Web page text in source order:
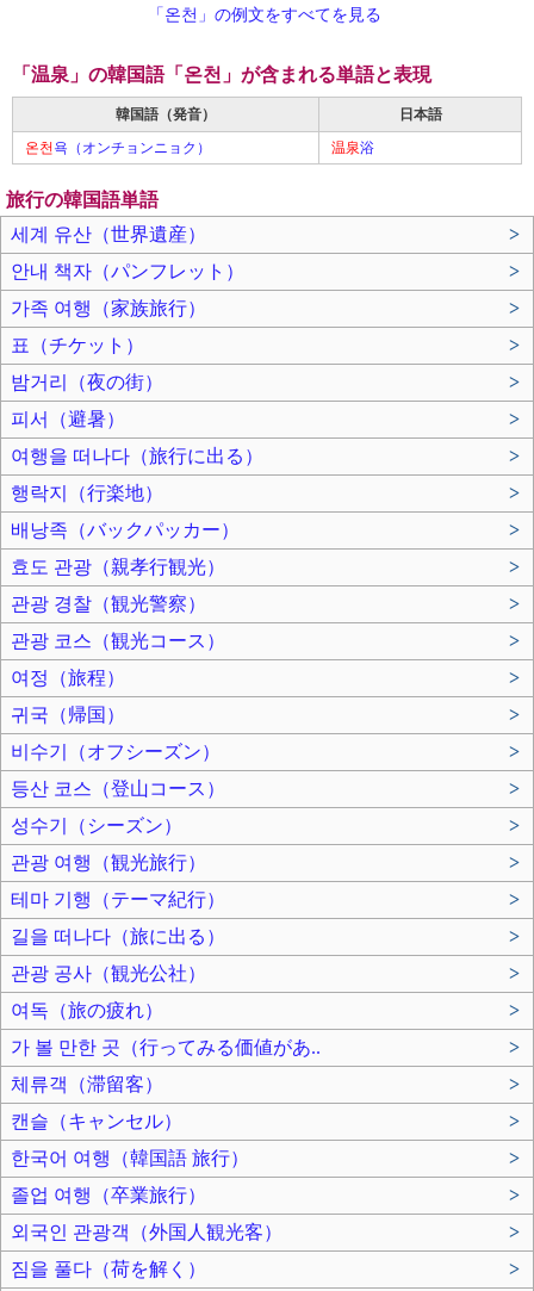
「온천」の例文をすべてを見る
「温泉」の韓国語「온천」が含まれる単語と表現
韓国語（発音）
日本語
온천욕（オンチョンニョク） 温泉浴
旅行の韓国語単語
세계 유산（世界遺産）
>
안내 책자（パンフレット）
>
가족 여행（家族旅行）
>
표（チケット）
>
밤거리（夜の街）
>
피서（避暑）
>
여행을 떠나다（旅行に出る）
>
행락지（行楽地）
>
배낭족（バックパッカー）
>
효도 관광（親孝行観光）
>
관광 경찰（観光警察）
>
관광 코스（観光コース）
>
여정（旅程）
>
귀국（帰国）
>
비수기（オフシーズン）
>
등산 코스（登山コース）
>
성수기（シーズン）
>
관광 여행（観光旅行）
>
테마 기행（テーマ紀行）
>
길을 떠나다（旅に出る）
>
관광 공사（観光公社）
>
여독（旅の疲れ）
>
가 볼 만한 곳（行ってみる価値があ..
>
체류객（滞留客）
>
캔슬（キャンセル）
>
한국어 여행（韓国語 旅行）
>
졸업 여행（卒業旅行）
>
외국인 관광객（外国人観光客）
>
짐을 풀다（荷を解く）
>